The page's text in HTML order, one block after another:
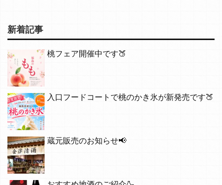
新着記事
桃フェア開催中です🍑
入口フードコートで桃のかき氷が新発売です🍑
蔵元販売のお知らせ📢